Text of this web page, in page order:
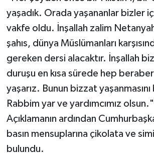
yaşadık. Orada yaşananlar bizler
vakfe oldu. İnşallah zalim
şahıs, dünya Müslümanları
gereken dersi alacaktır. İnşallah
duruşu en kısa sürede hep
yaşarız. Bunun bizzat
Rabbim yar ve yardımcımız olsun."
Açıklamanın ardından
basın mensuplarına çikolata ve
bulundu.